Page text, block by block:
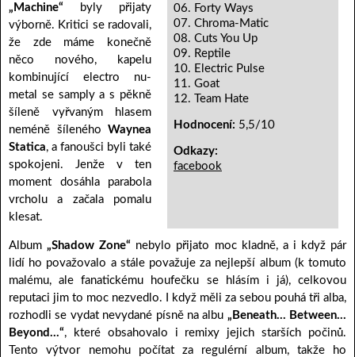
06. Forty Ways
07. Chroma-Matic
08. Cuts You Up
09. Reptile
10. Electric Pulse
11. Goat
12. Team Hate
Hodnocení: 5,5/10
Odkazy:
facebook
„Machine“ byly přijaty
výborně. Kritici se radovali,
že zde máme konečně
něco nového, kapelu
kombinující electro nu-
metal se samply a s pěkně
šíleně vyřvaným hlasem
neméně šíleného Waynea
Statica, a fanoušci byli také
spokojeni. Jenže v ten
moment dosáhla parabola
vrcholu a začala pomalu
klesat.
Album„Shadow Zone“ nebylo přijato moc kladně, a i když pár
lidí ho považovalo a stále považuje za nejlepší album (k tomuto
malému, ale fanatickému houfečku se hlásím i já), celkovou
reputaci jim to moc nezvedlo. I když měli za sebou pouhá tři alba,
rozhodli se vydat nevydané písně na albu „Beneath… Between…
Beyond…“, které obsahovalo i remixy jejich starších počinů.
Tento výtvor nemohu počítat za regulérní album, takže ho